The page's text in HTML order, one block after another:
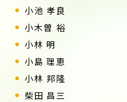
小池 孝良
小木曽 裕
小林 明
小島 理恵
小林 邦隆
柴田 昌三